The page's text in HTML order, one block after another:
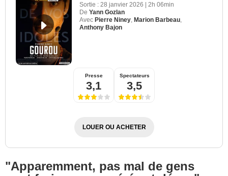
Sortie : 28 janvier 2026 | 2h 06min
De Yann Gozlan
Avec Pierre Niney Marion Barbeau
Anthony Bajon
Presse
3,1
Spectateurs
3,5
LOUER OU ACHETER
"Apparemment, pas mal de gens